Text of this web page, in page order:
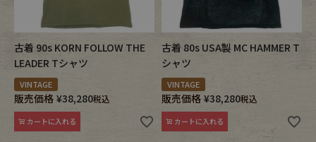
古着 90s KORN FOLLOW THE
LEADER Tシャツ
VINTAGE
販売価格 ¥38,280税込
カートに入れる
古着 80s USA製 MC HAMMER T
シャツ
VINTAGE
販売価格 ¥38,280税込
カートに入れる